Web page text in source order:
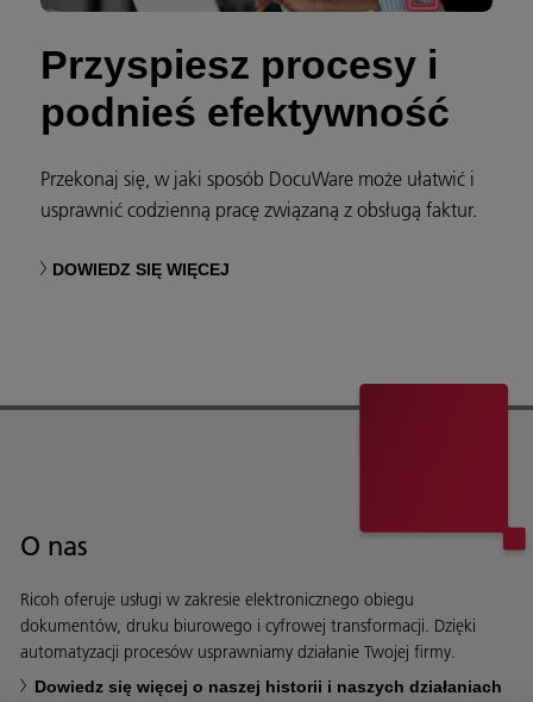
Przyspiesz procesy i
podnieś efektywność
Przekonaj się, w jaki sposób DocuWare może ułatwić i
usprawnić codzienną pracę związaną z obsługą faktur.
DOWIEDZ SIĘ WIĘCEJ
O nas
Ricoh oferuje usługi w zakresie elektronicznego obiegu
dokumentów, druku biurowego i cyfrowej transformacji. Dzięki
automatyzacji procesów usprawniamy działanie Twojej firmy.
Dowiedz się więcej o naszej historii i naszych działaniach